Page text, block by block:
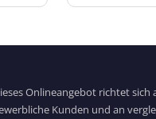
Onlineangebot richtet sich
Kunden und an